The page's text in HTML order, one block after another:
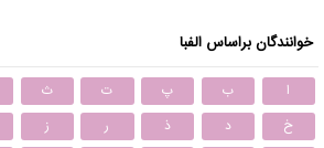
خوانندگان براساس الفبا
ا ب پ ت ث
خ
د ذ ر ز